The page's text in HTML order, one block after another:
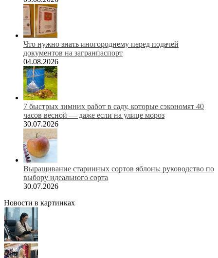
Что нужно знать иногороднему перед подачей
документов на загранпаспорт
04.08.2026
7 быстрых зимних работ в саду, которые сэкономят 40
часов весной — даже если на улице мороз
30.07.2026
Выращивание старинных сортов яблонь: руководство по
выбору идеального сорта
30.07.2026
Новости в картинках